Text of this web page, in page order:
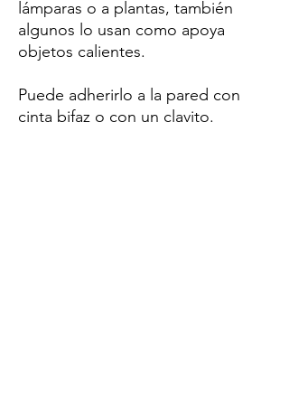
lámparas o a plantas, también
algunos lo usan como apoya
objetos calientes.
Puede adherirlo a la pared con
cinta bifaz o con un clavito.